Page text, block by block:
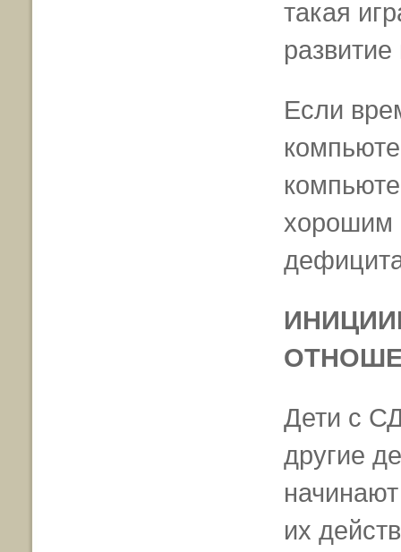
такая
развитие
Если
хорошим
Дети с
другие
их